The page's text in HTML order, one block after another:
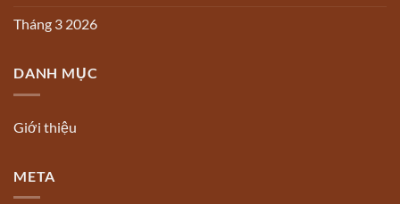
Tháng 3 2026
DANH MỤC
Giới thiệu
META